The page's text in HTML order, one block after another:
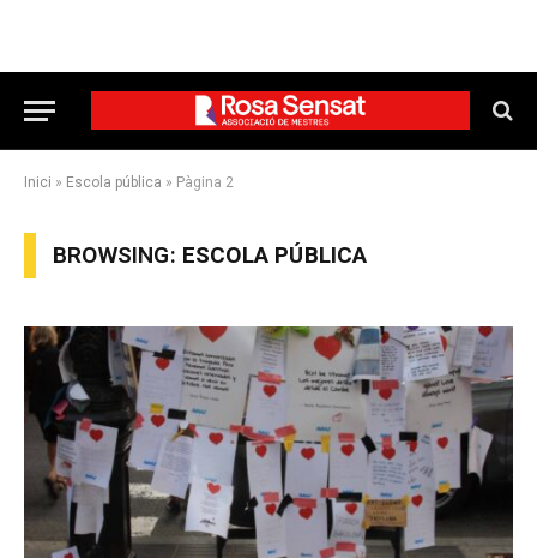
Inici » Escola pública » Pàgina 2
BROWSING: ESCOLA PÚBLICA